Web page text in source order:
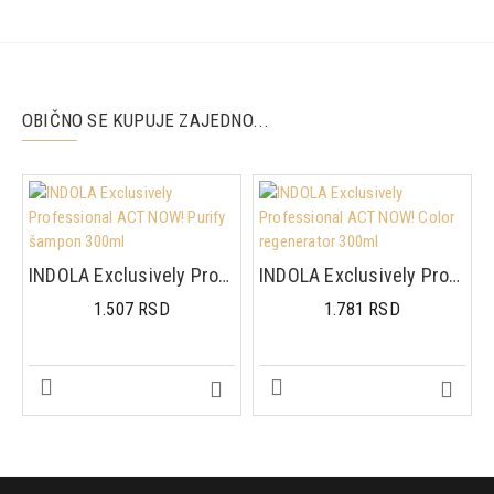
OBIČNO SE KUPUJE ZAJEDNO...
INDOLA Exclusively Professional ACT NOW! Purify šampon 300ml
1.507 RSD
INDOLA Exclusively Professional ACT NOW! Color regenerator 300ml
1.781 RSD